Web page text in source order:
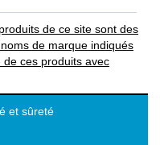
de ce site sont des
de marque indiqués
ces produits avec
et sûreté